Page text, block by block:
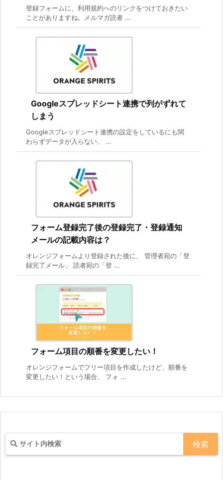
登録フォームに、利用規約へのリンクをつけておきたい
ことがありますね。メルマガ読者 ...
Googleスプレッドシート連携で列がずれて
しまう
Googleスプレッドシート連携の設定をしているにも関
わらずデータが入らない、 ...
フォーム登録完了後の登録完了・登録通知
メールの記載内容は？
オレンジフォームより登録された後に、 管理者宛の「登
録完了メール」 読者宛の「登 ...
フォーム項目の順番を変更したい！
オレンジフォームでフリー項目を作成したけど、順番を
変更したい！という場合、 フォ ...